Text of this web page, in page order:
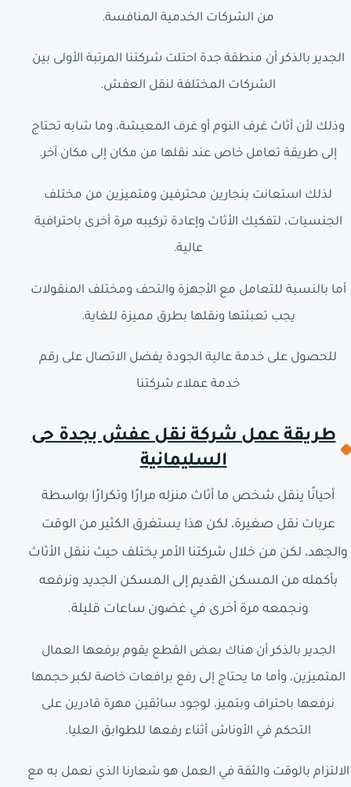
من الشركات الخدمية المنافسة.
الجدير بالذكر أن منطقة جدة احتلت شركتنا المرتبة الأولى بين
الشركات المختلفة لنقل العفش.
وذلك لأن أثاث غرف النوم أو غرف المعيشة، وما شابه تحتاج
إلى طريقة تعامل خاص عند نقلها من مكان إلى مكان آخر.
لذلك استعانت بنجارين محترفين ومتميزين من مختلف
الجنسيات، لتفكيك الأثاث وإعادة تركيبه مرة أخرى باحترافية
عالية.
أما بالنسبة للتعامل مع الأجهزة والتحف ومختلف المنقولات
يجب تعبئتها ونقلها بطرق مميزة للغاية.
للحصول على خدمة عالية الجودة يفضل الاتصال على رقم
خدمة عملاء شركتنا
طريقة عمل شركة نقل عفش بجدة حى
السليمانية
أحيانًا ينقل شخص ما أثاث منزله مرارًا وتكرارًا بواسطة
عربات نقل صغيرة، لكن هذا يستغرق الكثير من الوقت
والجهد، لكن من خلال شركتنا الأمر يختلف حيث ننقل الأثاث
بأكمله من المسكن القديم إلى المسكن الجديد ونرفعه
ونجمعه مرة أخرى في غضون ساعات قليلة.
الجدير بالذكر أن هناك بعض القطع يقوم برفعها العمال
المتميزين، وأما ما يحتاج إلى رفع برافعات خاصة لكبر حجمها
نرفعها باحتراف وبتميز، لوجود سائقين مهرة قادرين على
التحكم في الأوناش أثناء رفعها للطوابق العليا.
الالتزام بالوقت والثقة في العمل هو شعارنا الذي نعمل به مع